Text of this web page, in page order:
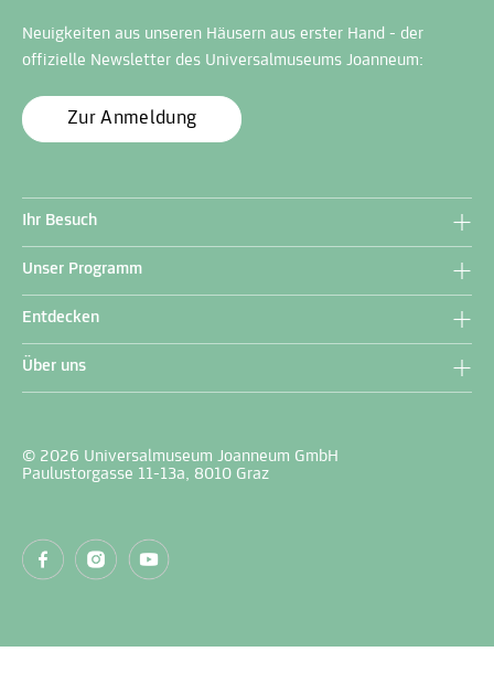
Neuigkeiten aus unseren Häusern aus erster Hand - der
offizielle Newsletter des Universalmuseums Joanneum:
Zur Anmeldung
Ihr Besuch
Unser Programm
Entdecken
Über uns
© 2026 Universalmuseum Joanneum GmbH
Paulustorgasse 11-13a, 8010 Graz